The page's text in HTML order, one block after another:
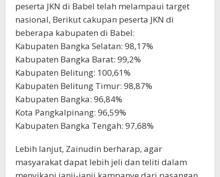
peserta JKN di Babel telah melampaui target
nasional, Berikut cakupan peserta JKN di
beberapa kabupaten di Babel:
Kabupaten Bangka Selatan: 98,17%
Kabupaten Bangka Barat: 99,2%
Kabupaten Belitung: 100,61%
Kabupaten Belitung Timur: 98,87%
Kabupaten Bangka: 96,84%
Kota Pangkalpinang: 96,59%
Kabupaten Bangka Tengah: 97,68%
Lebih lanjut, Zainudin berharap, agar
masyarakat dapat lebih jeli dan teliti dalam